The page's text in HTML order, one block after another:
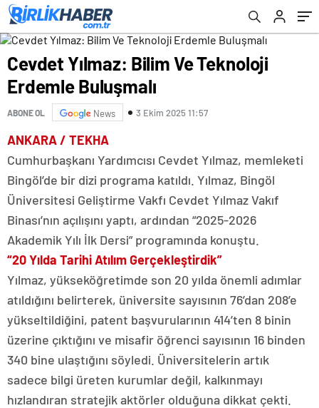
Cevdet Yılmaz: Bilim Ve Teknoloji
Erdemle Buluşmalı
ABONE OL News 3 Ekim 2025 11:57
ANKARA / TEKHA
Cumhurbaşkanı Yardımcısı Cevdet Yılmaz, memleketi
Bingöl’de bir dizi programa katıldı. Yılmaz, Bingöl
Üniversitesi Geliştirme Vakfı Cevdet Yılmaz Vakıf
Binası’nın açılışını yaptı, ardından “2025-2026
Akademik Yılı İlk Dersi” programında konuştu.
“20 Yılda Tarihi Atılım Gerçekleştirdik”
Yılmaz, yükseköğretimde son 20 yılda önemli adımlar
atıldığını belirterek, üniversite sayısının 76’dan 208’e
yükseltildiğini, patent başvurularının 414’ten 8 binin
üzerine çıktığını ve misafir öğrenci sayısının 16 binden
340 bine ulaştığını söyledi. Üniversitelerin artık
sadece bilgi üreten kurumlar değil, kalkınmayı
hızlandıran stratejik aktörler olduğuna dikkat çekti.